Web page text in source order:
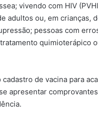
vivendo com HIV
adultos ou, em crianças,
pessoas com
quimioterápico
de vacina para
apresentar comprovantes